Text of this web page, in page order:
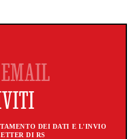
DEI DATI E L'INVIO
DI RS